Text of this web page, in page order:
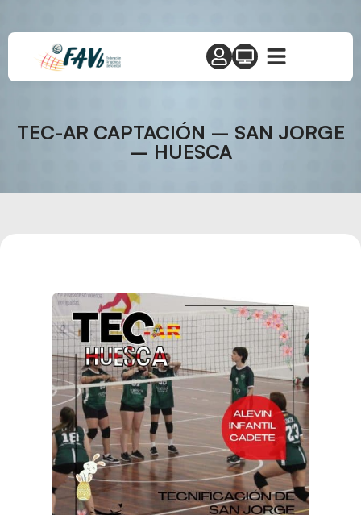
TEC-AR CAPTACIÓN – SAN JORGE
– HUESCA